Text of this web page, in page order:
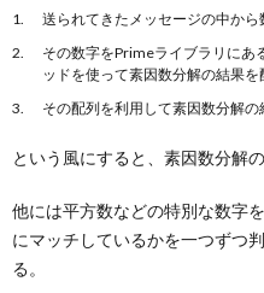
送られてきたメッセージの中から
その数字をPrimeライブラリにあ
ッドを使って素因数分解の結果を
その配列を利用して素因数分解の
という風にすると、素因数分解
他には平方数などの特別な数字
にマッチしているかを一つずつ
る。